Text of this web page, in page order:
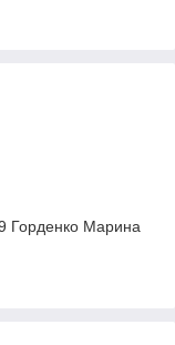
Горденко Марина